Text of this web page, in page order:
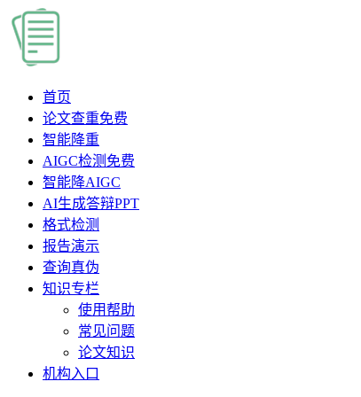
首页
论文查重免费
智能降重
AIGC检测 免费
智能降AIGC
AI生成答辩PPT
格式检测
报告演示
查询真伪
知识专栏
使用帮助
常见问题
论文知识
机构入口